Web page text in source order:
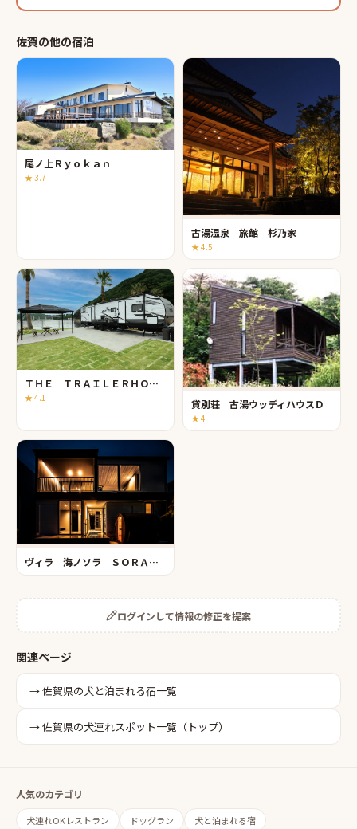
佐賀の他の宿泊
尾ノ上Ｒｙｏｋａｎ
★3.7
古湯温泉 旅館 杉乃家
★4.5
ＴＨＥ ＴＲＡＩＬＥＲＨＯＵＳＥ ＶＩＬＬＡＧＥ 呼子 ＳＥＡＳＩＤＥ
★4.1 貸別荘 古湯ウッディハウスＤ
★4
ヴィラ 海ノソラ ＳＯＲＡ海テラス／海辺ＤＥさんぽ
ログインして情報の修正を提案
関連ページ
→佐賀県の犬と泊まれる宿一覧
→佐賀県の犬連れスポット一覧（トップ）
人気のカテゴリ
犬連れOKレストラン ドッグラン 犬と泊まれる宿